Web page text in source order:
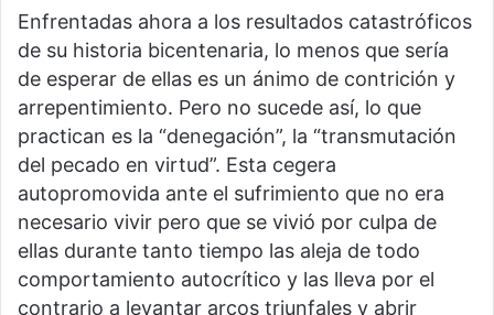
Enfrentadas ahora a los resultados catastróficos
de su historia bicentenaria, lo menos que sería
de esperar de ellas es un ánimo de contrición y
arrepentimiento. Pero no sucede así, lo que
practican es la “denegación”, la “transmutación
del pecado en virtud”. Esta cegera
autopromovida ante el sufrimiento que no era
necesario vivir pero que se vivió por culpa de
ellas durante tanto tiempo las aleja de todo
comportamiento autocrítico y las lleva por el
contrario a levantar arcos triunfales y abrir